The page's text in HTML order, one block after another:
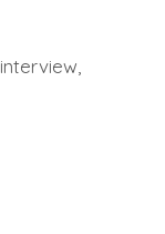
interview